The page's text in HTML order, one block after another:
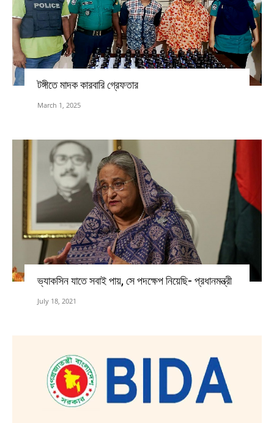
টঙ্গীতে মাদক কারবারি গ্রেফতার
March 1, 2025
ভ্যাকসিন যাতে সবাই পায়, সে পদক্ষেপ নিয়েছি- প্রধানমন্ত্রী
July 18, 2021